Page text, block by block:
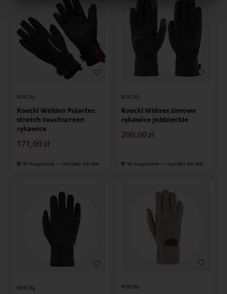
ROECKL
Roeckl Weldon Polartec
stretch touchscreen
rękawice
171,00 zł
W magazynie — wysyłka od ręki
ROECKL
Roeckl Widnes zimowe
rękawice jeździeckie
200,00 zł
W magazynie — wysyłka od ręki
ROECKL ROECKL